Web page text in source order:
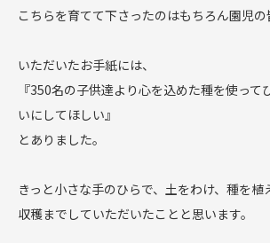
こちらを育てて下さったのはもちろん園児の
いただいたお手紙には、
『350名の子供達より心を込めた種を使って
いにしてほしい』
とありました。
きっと小さな手のひらで、土をわけ、種を植
収穫までしていただいたことと思います。